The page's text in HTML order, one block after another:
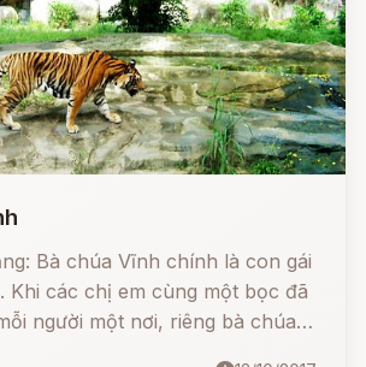
Bà chúa Vĩnh chính là con gái
em cùng một bọc đã
người một nơi, riêng bà chúa